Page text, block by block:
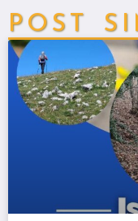
POST